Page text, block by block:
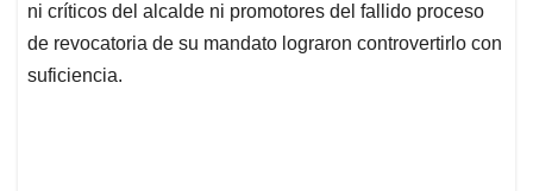
ni críticos del alcalde ni promotores del fallido proceso
de revocatoria de su mandato lograron controvertirlo con
suficiencia.